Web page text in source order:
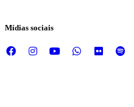
Mídias sociais